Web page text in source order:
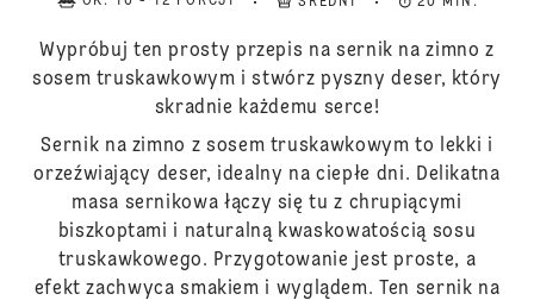
Wypróbuj ten prosty przepis na sernik na zimno z
sosem truskawkowym i stwórz pyszny deser, który
skradnie każdemu serce!
Sernik na zimno z sosem truskawkowym to lekki i
orzeźwiający deser, idealny na ciepłe dni. Delikatna
masa sernikowa łączy się tu z chrupiącymi
biszkoptami i naturalną kwaskowatością sosu
truskawkowego. Przygotowanie jest proste, a
efekt zachwyca smakiem i wyglądem. Ten sernik na